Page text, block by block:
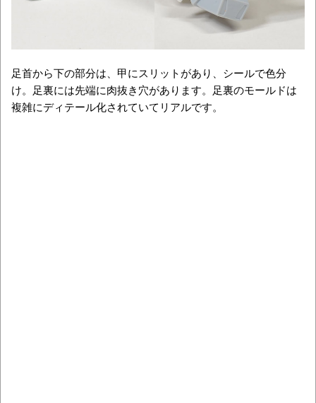
足首から下の部分は、甲にスリットがあり、シールで色分
け。足裏には先端に肉抜き穴があります。足裏のモールドは
複雑にディテール化されていてリアルです。